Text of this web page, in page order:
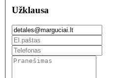
Užklausa